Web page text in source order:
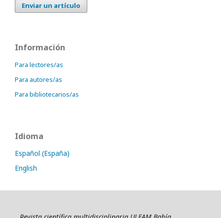
Enviar un artículo
Información
Para lectores/as
Para autores/as
Para bibliotecarios/as
Idioma
Español (España)
English